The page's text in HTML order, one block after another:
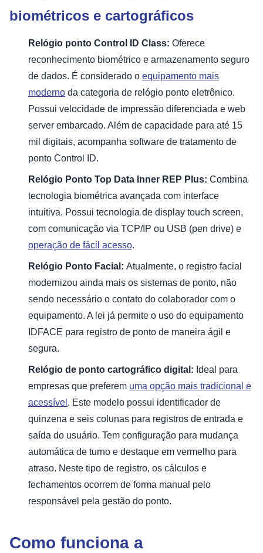
biométricos e cartográficos
Relógio ponto Control ID Class: Oferece
reconhecimento biométrico e armazenamento seguro
de dados. É considerado o equipamento mais
moderno da categoria de relógio ponto eletrônico.
Possui velocidade de impressão diferenciada e web
server embarcado. Além de capacidade para até 15
mil digitais, acompanha software de tratamento de
ponto Control ID.
Relógio Ponto Top Data Inner REP Plus: Combina
tecnologia biométrica avançada com interface
intuitiva. Possui tecnologia de display touch screen,
com comunicação via TCP/IP ou USB (pen drive) e
operação de fácil acesso.
Relógio Ponto Facial: Atualmente, o registro facial
modernizou ainda mais os sistemas de ponto, não
sendo necessário o contato do colaborador com o
equipamento. A lei já permite o uso do equipamento
IDFACE para registro de ponto de maneira ágil e
segura.
Relógio de ponto cartográfico digital: Ideal para
empresas que preferem uma opção mais tradicional e
acessível . Este modelo possui identificador de
quinzena e seis colunas para registros de entrada e
saída do usuário. Tem configuração para mudança
automática de turno e destaque em vermelho para
atraso. Neste tipo de registro, os cálculos e
fechamentos ocorrem de forma manual pelo
responsável pela gestão do ponto.
Como funciona a